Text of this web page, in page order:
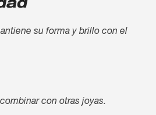
su forma y brillo con el
con otras joyas.